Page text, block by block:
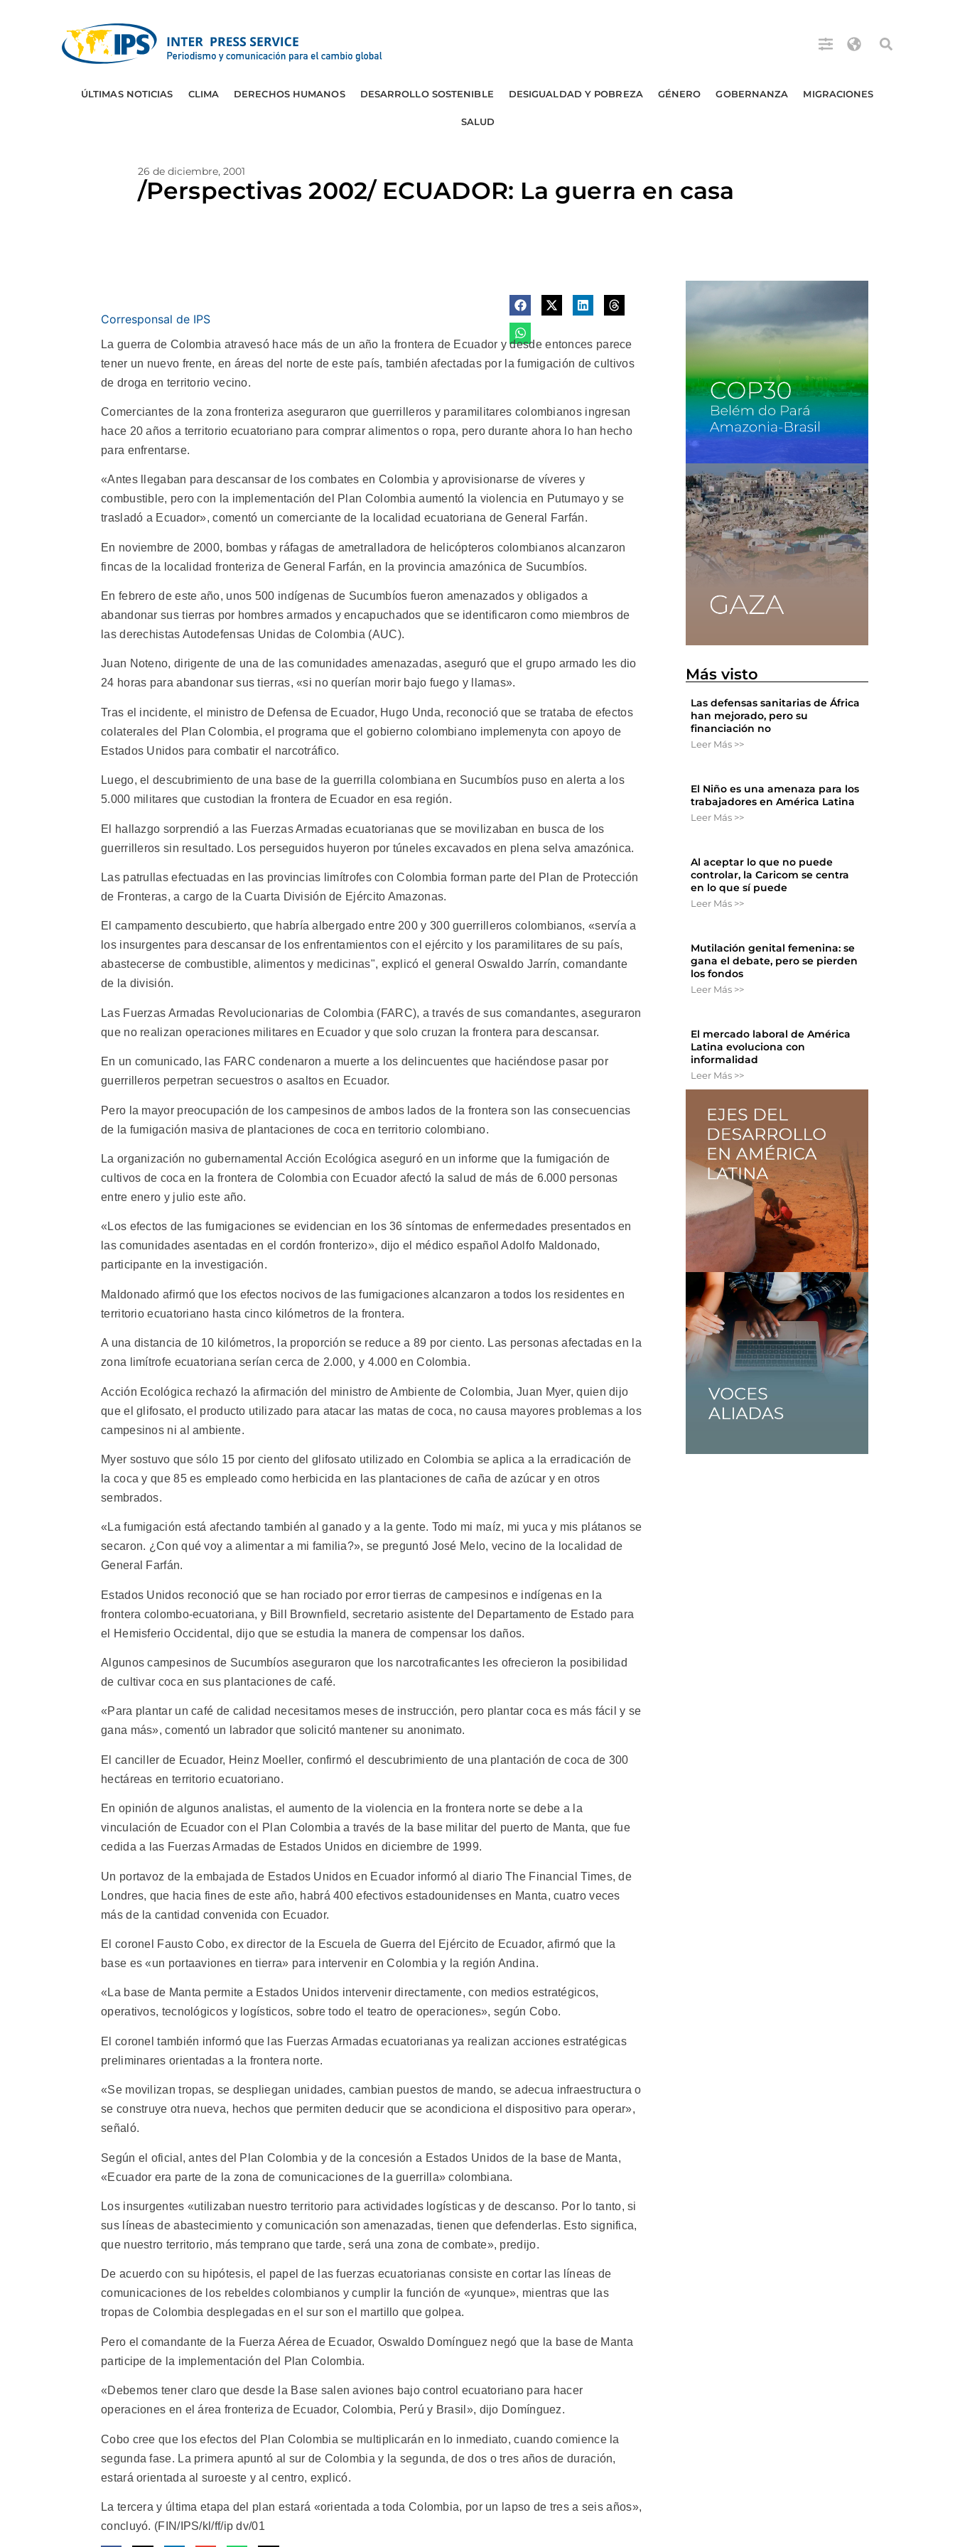
ÚLTIMAS NOTICIAS CLIMA DERECHOS HUMANOS DESARROLLO SOSTENIBLE DESIGUALDAD Y POBREZA GÉNERO GOBERNANZA MIGRACIONES
SALUD
26 de diciembre, 2001
/Perspectivas 2002/ ECUADOR: La guerra en casa
Corresponsal de IPS
La guerra de Colombia atravesó hace más de un año la frontera de Ecuador y desde entonces parece
tener un nuevo frente, en áreas del norte de este país, también afectadas por la fumigación de cultivos
de droga en territorio vecino.
Comerciantes de la zona fronteriza aseguraron que guerrilleros y paramilitares colombianos ingresan
hace 20 años a territorio ecuatoriano para comprar alimentos o ropa, pero durante ahora lo han hecho
para enfrentarse.
«Antes llegaban para descansar de los combates en Colombia y aprovisionarse de víveres y
combustible, pero con la implementación del Plan Colombia aumentó la violencia en Putumayo y se
trasladó a Ecuador», comentó un comerciante de la localidad ecuatoriana de General Farfán.
En noviembre de 2000, bombas y ráfagas de ametralladora de helicópteros colombianos alcanzaron
fincas de la localidad fronteriza de General Farfán, en la provincia amazónica de Sucumbíos.
En febrero de este año, unos 500 indígenas de Sucumbíos fueron amenazados y obligados a
abandonar sus tierras por hombres armados y encapuchados que se identificaron como miembros de
las derechistas Autodefensas Unidas de Colombia (AUC).
Juan Noteno, dirigente de una de las comunidades amenazadas, aseguró que el grupo armado les dio
24 horas para abandonar sus tierras, «si no querían morir bajo fuego y llamas».
Tras el incidente, el ministro de Defensa de Ecuador, Hugo Unda, reconoció que se trataba de efectos
colaterales del Plan Colombia, el programa que el gobierno colombiano implemenyta con apoyo de
Estados Unidos para combatir el narcotráfico.
Luego, el descubrimiento de una base de la guerrilla colombiana en Sucumbíos puso en alerta a los
5.000 militares que custodian la frontera de Ecuador en esa región.
El hallazgo sorprendió a las Fuerzas Armadas ecuatorianas que se movilizaban en busca de los
guerrilleros sin resultado. Los perseguidos huyeron por túneles excavados en plena selva amazónica.
Las patrullas efectuadas en las provincias limítrofes con Colombia forman parte del Plan de Protección
de Fronteras, a cargo de la Cuarta División de Ejército Amazonas.
El campamento descubierto, que habría albergado entre 200 y 300 guerrilleros colombianos, «servía a
los insurgentes para descansar de los enfrentamientos con el ejército y los paramilitares de su país,
abastecerse de combustible, alimentos y medicinas", explicó el general Oswaldo Jarrín, comandante
de la división.
Las Fuerzas Armadas Revolucionarias de Colombia (FARC), a través de sus comandantes, aseguraron
que no realizan operaciones militares en Ecuador y que solo cruzan la frontera para descansar.
En un comunicado, las FARC condenaron a muerte a los delincuentes que haciéndose pasar por
guerrilleros perpetran secuestros o asaltos en Ecuador.
Pero la mayor preocupación de los campesinos de ambos lados de la frontera son las consecuencias
de la fumigación masiva de plantaciones de coca en territorio colombiano.
La organización no gubernamental Acción Ecológica aseguró en un informe que la fumigación de
cultivos de coca en la frontera de Colombia con Ecuador afectó la salud de más de 6.000 personas
entre enero y julio este año.
«Los efectos de las fumigaciones se evidencian en los 36 síntomas de enfermedades presentados en
las comunidades asentadas en el cordón fronterizo», dijo el médico español Adolfo Maldonado,
participante en la investigación.
Maldonado afirmó que los efectos nocivos de las fumigaciones alcanzaron a todos los residentes en
territorio ecuatoriano hasta cinco kilómetros de la frontera.
A una distancia de 10 kilómetros, la proporción se reduce a 89 por ciento. Las personas afectadas en la
zona limítrofe ecuatoriana serían cerca de 2.000, y 4.000 en Colombia.
Acción Ecológica rechazó la afirmación del ministro de Ambiente de Colombia, Juan Myer, quien dijo
que el glifosato, el producto utilizado para atacar las matas de coca, no causa mayores problemas a los
campesinos ni al ambiente.
Myer sostuvo que sólo 15 por ciento del glifosato utilizado en Colombia se aplica a la erradicación de
la coca y que 85 es empleado como herbicida en las plantaciones de caña de azúcar y en otros
sembrados.
«La fumigación está afectando también al ganado y a la gente. Todo mi maíz, mi yuca y mis plátanos se
secaron. ¿Con qué voy a alimentar a mi familia?», se preguntó José Melo, vecino de la localidad de
General Farfán.
Estados Unidos reconoció que se han rociado por error tierras de campesinos e indígenas en la
frontera colombo-ecuatoriana, y Bill Brownfield, secretario asistente del Departamento de Estado para
el Hemisferio Occidental, dijo que se estudia la manera de compensar los daños.
Algunos campesinos de Sucumbíos aseguraron que los narcotraficantes les ofrecieron la posibilidad
de cultivar coca en sus plantaciones de café.
«Para plantar un café de calidad necesitamos meses de instrucción, pero plantar coca es más fácil y se
gana más», comentó un labrador que solicitó mantener su anonimato.
El canciller de Ecuador, Heinz Moeller, confirmó el descubrimiento de una plantación de coca de 300
hectáreas en territorio ecuatoriano.
En opinión de algunos analistas, el aumento de la violencia en la frontera norte se debe a la
vinculación de Ecuador con el Plan Colombia a través de la base militar del puerto de Manta, que fue
cedida a las Fuerzas Armadas de Estados Unidos en diciembre de 1999.
Un portavoz de la embajada de Estados Unidos en Ecuador informó al diario The Financial Times, de
Londres, que hacia fines de este año, habrá 400 efectivos estadounidenses en Manta, cuatro veces
más de la cantidad convenida con Ecuador.
El coronel Fausto Cobo, ex director de la Escuela de Guerra del Ejército de Ecuador, afirmó que la
base es «un portaaviones en tierra» para intervenir en Colombia y la región Andina.
«La base de Manta permite a Estados Unidos intervenir directamente, con medios estratégicos,
operativos, tecnológicos y logísticos, sobre todo el teatro de operaciones», según Cobo.
El coronel también informó que las Fuerzas Armadas ecuatorianas ya realizan acciones estratégicas
preliminares orientadas a la frontera norte.
«Se movilizan tropas, se despliegan unidades, cambian puestos de mando, se adecua infraestructura o
se construye otra nueva, hechos que permiten deducir que se acondiciona el dispositivo para operar»,
señaló.
Según el oficial, antes del Plan Colombia y de la concesión a Estados Unidos de la base de Manta,
«Ecuador era parte de la zona de comunicaciones de la guerrilla» colombiana.
Los insurgentes «utilizaban nuestro territorio para actividades logísticas y de descanso. Por lo tanto, si
sus líneas de abastecimiento y comunicación son amenazadas, tienen que defenderlas. Esto significa,
que nuestro territorio, más temprano que tarde, será una zona de combate», predijo.
De acuerdo con su hipótesis, el papel de las fuerzas ecuatorianas consiste en cortar las líneas de
comunicaciones de los rebeldes colombianos y cumplir la función de «yunque», mientras que las
tropas de Colombia desplegadas en el sur son el martillo que golpea.
Pero el comandante de la Fuerza Aérea de Ecuador, Oswaldo Domínguez negó que la base de Manta
participe de la implementación del Plan Colombia.
«Debemos tener claro que desde la Base salen aviones bajo control ecuatoriano para hacer
operaciones en el área fronteriza de Ecuador, Colombia, Perú y Brasil», dijo Domínguez.
Cobo cree que los efectos del Plan Colombia se multiplicarán en lo inmediato, cuando comience la
segunda fase. La primera apuntó al sur de Colombia y la segunda, de dos o tres años de duración,
estará orientada al suroeste y al centro, explicó.
La tercera y última etapa del plan estará «orientada a toda Colombia, por un lapso de tres a seis años»,
concluyó. (FIN/IPS/kl/ff/ip dv/01
Más visto
Las defensas sanitarias de África
han mejorado, pero su
financiación no
Leer Más >>
El Niño es una amenaza para los
trabajadores en América Latina
Leer Más >>
Al aceptar lo que no puede
controlar, la Caricom se centra
en lo que sí puede
Leer Más >>
Mutilación genital femenina: se
gana el debate, pero se pierden
los fondos
Leer Más >>
El mercado laboral de América
Latina evoluciona con
informalidad
Leer Más >>